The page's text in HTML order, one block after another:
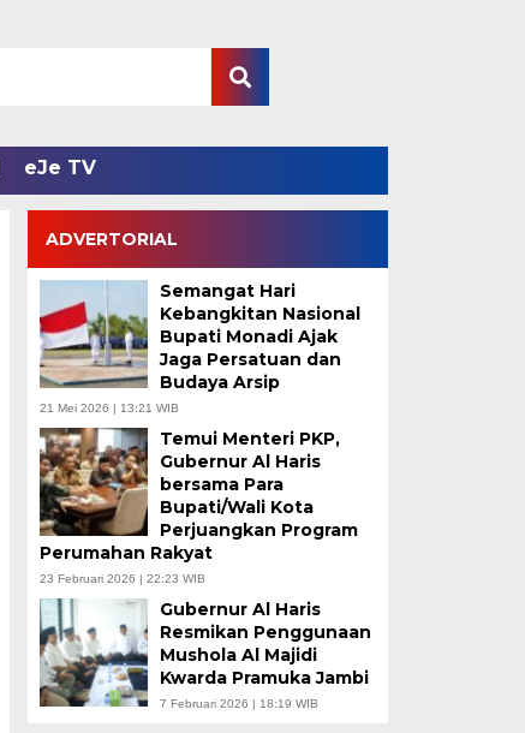
eJe TV
ADVERTORIAL
Semangat Hari
Kebangkitan Nasional
Bupati Monadi Ajak
Jaga Persatuan dan
Budaya Arsip
21 Mei 2026 | 13:21 WIB
Temui Menteri PKP,
Gubernur Al Haris
bersama Para
Bupati/Wali Kota
Perjuangkan Program
Perumahan Rakyat
23 Februari 2026 | 22:23 WIB
Gubernur Al Haris
Resmikan Penggunaan
Mushola Al Majidi
Kwarda Pramuka Jambi
7 Februari 2026 | 18:19 WIB